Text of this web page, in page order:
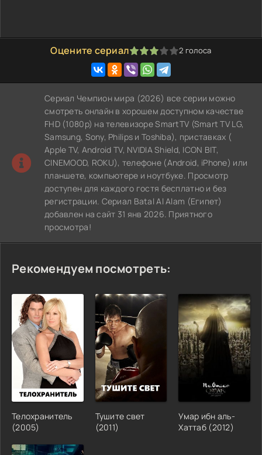
Оцените сериал
1 2 3 4 5 2 голоса
Сериал Чемпион мира (2026) все серии можно
смотреть онлайн в хорошем доступном качестве
FHD (1080p) на телевизоре SmartTV (Smart TV LG,
Samsung, Sony, Philips и Toshiba), приставках (
Apple TV, Android TV, NVIDIA Shield, ICON BIT,
CINEMOOD, ROKU), телефоне (Android, iPhone) или
планшете, компьютере и ноутбуке. Просмотр
доступен для каждого гостя бесплатно и без
регистрации. Сериал Batal Al Alam (Египет)
добавлен на сайт 31 янв 2026. Приятного
просмотра!
Рекомендуем посмотреть:
Телохранитель
(2005)
Тушите свет
(2011)
Умар ибн аль-
Хаттаб (2012)